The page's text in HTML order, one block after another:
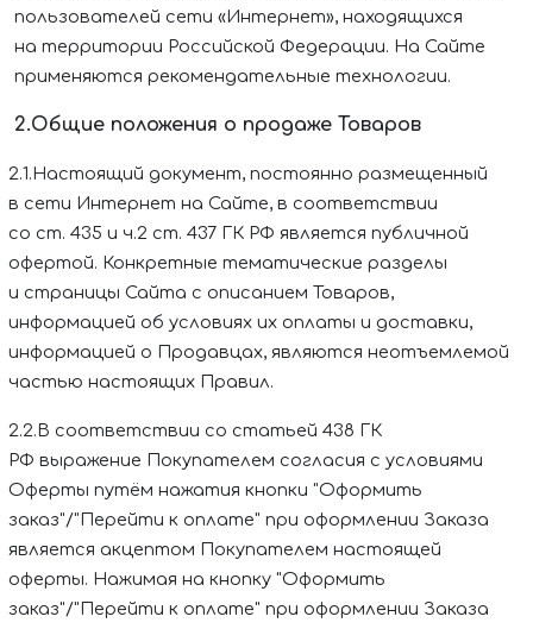
пользователей сети «Интернет», находящихся
на территории Российской Федерации. На Сайте
применяются рекомендательные технологии.
2.Общие положения о продаже Товаров
2.1.Настоящий документ, постоянно размещенный
в сети Интернет на Сайте, в соответствии
со ст. 435 и ч.2 ст. 437 ГК РФ является публичной
офертой. Конкретные тематические разделы
и страницы Сайта с описанием Товаров,
информацией об условиях их оплаты и доставки,
информацией о Продавцах, являются неотъемлемой
частью настоящих Правил.
2.2.В соответствии со статьей 438 ГК
РФ выражение Покупателем согласия с условиями
Оферты путём нажатия кнопки "Оформить
заказ"/"Перейти к оплате" при оформлении Заказа
является акцептом Покупателем настоящей
оферты. Нажимая на кнопку "Оформить
заказ"/"Перейти к оплате" при оформлении Заказа